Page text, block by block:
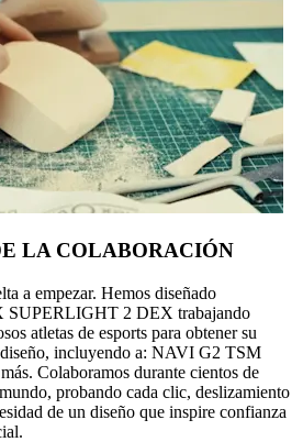
LA COLABORACIÓN
a empezar. Hemos diseñado
SUPERLIGHT 2 DEX trabajando
atletas de esports para obtener su
incluyendo a: NAVI G2 TSM
Colaboramos durante cientos de
probando cada clic, deslizamiento
de un diseño que inspire confianza